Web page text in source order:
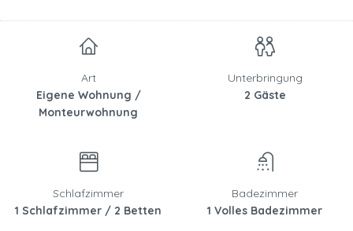
Art
Eigene Wohnung /
Monteurwohnung
Unterbringung
2 Gäste
Schlafzimmer
1 Schlafzimmer / 2 Betten
Badezimmer
1 Volles Badezimmer